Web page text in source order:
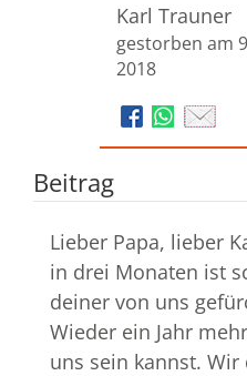
Karl Trauner
gestorben am
2018
Beitrag
Lieber Papa, lieber
in drei Monaten ist
deiner von uns
Wieder ein Jahr
uns sein kannst.